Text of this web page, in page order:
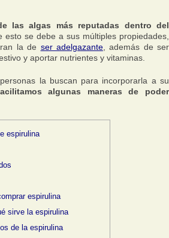
las algas más reputadas dentro del
esto se debe a sus múltiples propiedades,
la de ser adelgazante, además de ser
y aportar nutrientes y vitaminas.
la buscan para incorporarla a su
algunas maneras de poder
espirulina
espirulina
sirve la espirulina
de la espirulina